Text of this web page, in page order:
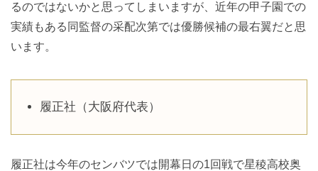
るのではないかと思ってしまいますが、近年の甲子園での
実績もある同監督の采配次第では優勝候補の最右翼だと思
います。
履正社（大阪府代表）
履正社は今年のセンバツでは開幕日の1回戦で星稜高校奥